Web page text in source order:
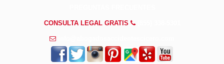
CONSULTA LEGAL GRATIS